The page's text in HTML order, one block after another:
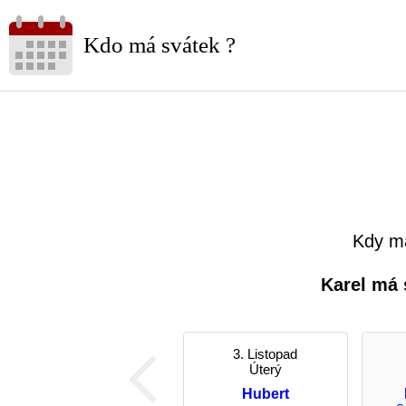
Kdo má svátek ?
Kdy
Karel má
3. Listopad
Úterý
Hubert